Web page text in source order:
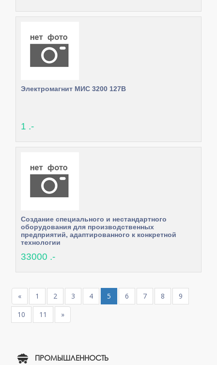
Электромагнит МИС 3200 127В
1 .-
Создание специального и нестандартного
оборудования для производственных
предприятий, адаптированного к конкретной
технологии
33000 .-
« 1 2 3 4 5 6 7 8
9
10
11 »
ПРОМЫШЛЕННОСТЬ